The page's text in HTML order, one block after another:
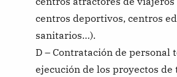
centros deportivos, centros
sanitarios…).
D – Contratación de personal
ejecución de los proyectos